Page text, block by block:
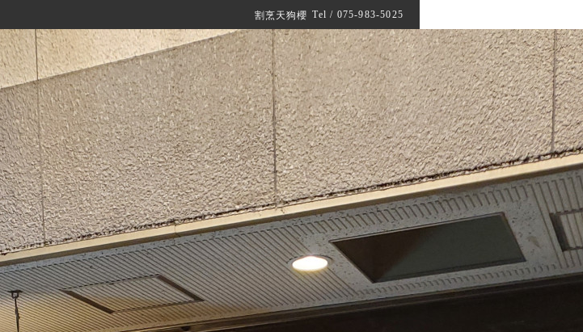
割烹天狗櫻 Tel / 075-983-5025